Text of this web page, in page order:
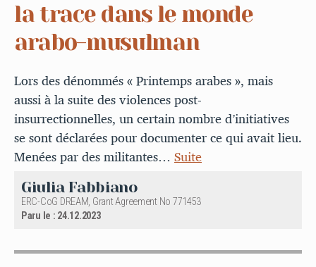
la trace dans le monde
arabo-musulman
Lors des dénommés « Printemps arabes », mais
aussi à la suite des violences post-
insurrectionnelles, un certain nombre d’initiatives
se sont déclarées pour documenter ce qui avait lieu.
Menées par des militantes… Suite
Giulia Fabbiano
ERC-CoG DREAM, Grant Agreement No 771453
Paru le : 24.12.2023